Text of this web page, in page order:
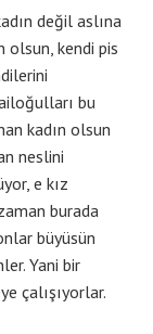
değil aslına
olsun, kendi pis
bu
kadın olsun
neslini
e kız
burada
büyüsün
Yani bir
çalışıyorlar.